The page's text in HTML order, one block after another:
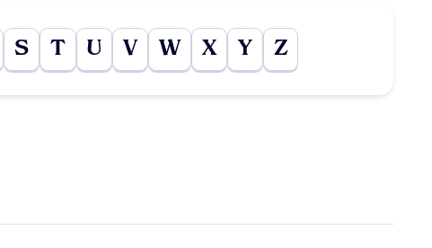
S T U V W X Y Z